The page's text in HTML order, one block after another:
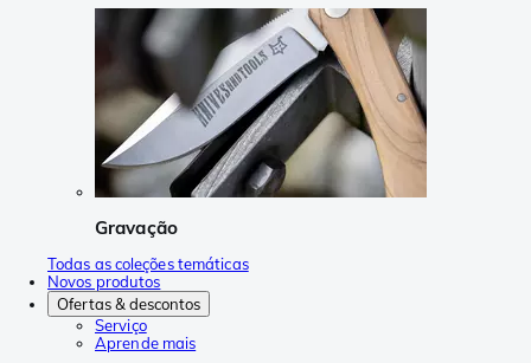
Gravação
Todas as coleções temáticas
Novos produtos
Ofertas & descontos
Serviço
Aprende mais